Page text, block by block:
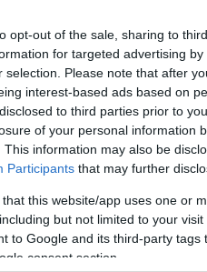
opt-out of the sale, sharing to
for targeted advertising
selection. Please note that after
interest-based ads based on
to third parties prior to
of your personal information
This information may also be
Participants that may further
that this website/app uses one or
but not limited to your
to Google and its third-party
consent section.